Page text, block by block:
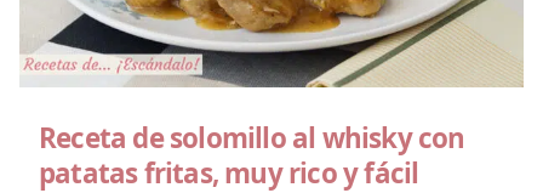
Receta de solomillo al whisky con
patatas fritas, muy rico y fácil